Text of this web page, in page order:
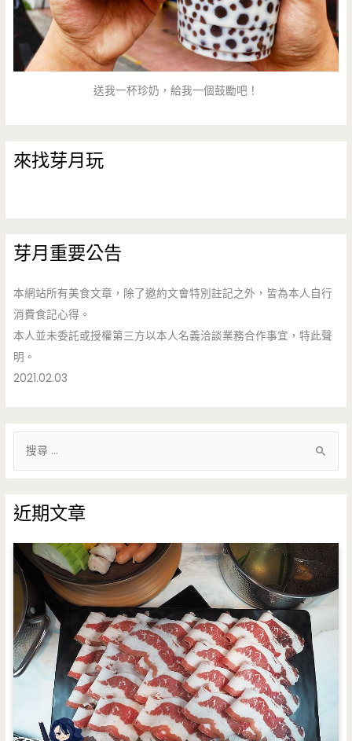
束
營
業）
送我一杯珍奶，給我一個鼓勵吧！
來找芽月玩
芽月重要公告
本網站所有美食文章，除了邀約文會特別註記之外，皆為本人自行
消費食記心得。
本人並未委託或授權第三方以本人名義洽談業務合作事宜，特此聲
明。
2021.02.03
鍵
字
:
近期文章